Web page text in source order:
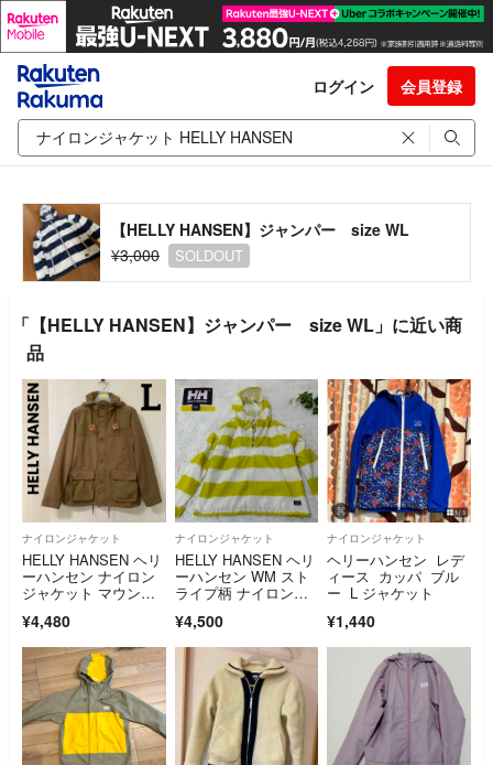
ログイン 会員登録
【HELLY HANSEN】ジャンパー size WL
¥3,000
SOLDOUT
「【HELLY HANSEN】ジャンパー size WL」に近い商
品
ナイロンジャケット
HELLY HANSEN ヘリ
ーハンセン ナイロン
ジャケット マウンテ
¥4,480
ナイロンジャケット
HELLY HANSEN ヘリ
ーハンセン WM スト
ライプ柄 ナイロンパ
¥4,500
ナイロンジャケット
ヘリーハンセン レデ
ィース カッパ ブル
ー L ジャケット
¥1,440